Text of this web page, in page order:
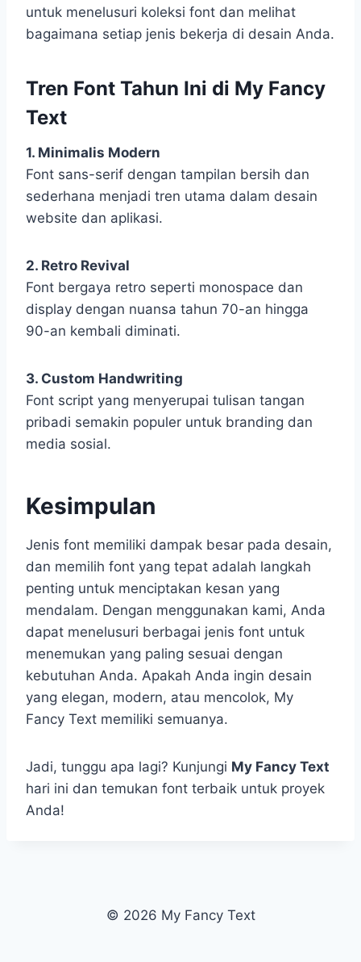
untuk menelusuri koleksi font dan melihat
bagaimana setiap jenis bekerja di desain Anda.
Tren Font Tahun Ini di My Fancy
Text
1. Minimalis Modern
Font sans-serif dengan tampilan bersih dan
sederhana menjadi tren utama dalam desain
website dan aplikasi.
2. Retro Revival
Font bergaya retro seperti monospace dan
display dengan nuansa tahun 70-an hingga
90-an kembali diminati.
3. Custom Handwriting
Font script yang menyerupai tulisan tangan
pribadi semakin populer untuk branding dan
media sosial.
Kesimpulan
Jenis font memiliki dampak besar pada desain,
dan memilih font yang tepat adalah langkah
penting untuk menciptakan kesan yang
mendalam. Dengan menggunakan kami, Anda
dapat menelusuri berbagai jenis font untuk
menemukan yang paling sesuai dengan
kebutuhan Anda. Apakah Anda ingin desain
yang elegan, modern, atau mencolok, My
Fancy Text memiliki semuanya.
Jadi, tunggu apa lagi? Kunjungi My Fancy Text
hari ini dan temukan font terbaik untuk proyek
Anda!
© 2026 My Fancy Text